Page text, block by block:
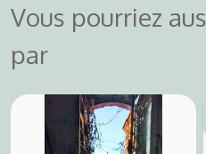
Vous pourriez
par